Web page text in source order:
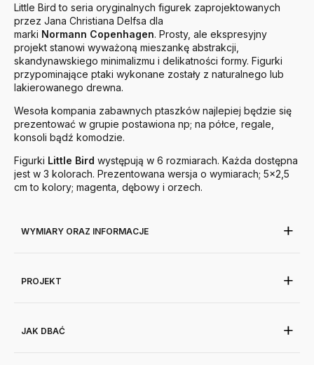
Little Bird to seria oryginalnych figurek zaprojektowanych
przez Jana Christiana Delfsa dla
marki Normann Copenhagen. Prosty, ale ekspresyjny
projekt stanowi wyważoną mieszankę abstrakcji,
skandynawskiego minimalizmu i delikatności formy. Figurki
przypominające ptaki wykonane zostały z naturalnego lub
lakierowanego drewna.
Wesoła kompania zabawnych ptaszków najlepiej będzie się
prezentować w grupie postawiona np; na półce, regale,
konsoli bądź komodzie.
Figurki Little Bird występują w 6 rozmiarach. Każda dostępna
jest w 3 kolorach. Prezentowana wersja o wymiarach; 5x2,5
cm to kolory; magenta, dębowy i orzech.
WYMIARY ORAZ INFORMACJE
PROJEKT
JAK DBAĆ